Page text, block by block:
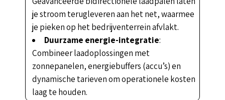
je stroom terugleveren aan het net, waarmee
je pieken op het bedrijventerrein afvlakt.
Duurzame energie-integratie:
Combineer laadoplossingen met
zonnepanelen, energiebuffers (accu’s) en
dynamische tarieven om operationele kosten
laag te houden.